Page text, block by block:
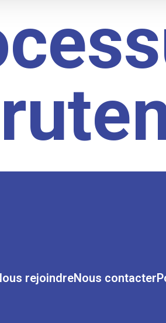
rejoindreNous contacter